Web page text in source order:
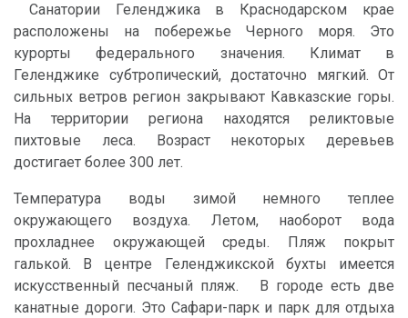
Санатории Геленджика в Краснодарском крае
расположены на побережье Черного моря. Это
курорты федерального значения. Климат в
Геленджике субтропический, достаточно мягкий. От
сильных ветров регион закрывают Кавказские горы.
На территории региона находятся реликтовые
пихтовые леса. Возраст некоторых деревьев
достигает более 300 лет.
Температура воды зимой немного теплее
окружающего воздуха. Летом, наоборот вода
прохладнее окружающей среды. Пляж покрыт
галькой. В центре Геленджикской бухты имеется
искусственный песчаный пляж. В городе есть две
канатные дороги. Это Сафари-парк и парк для отдыха